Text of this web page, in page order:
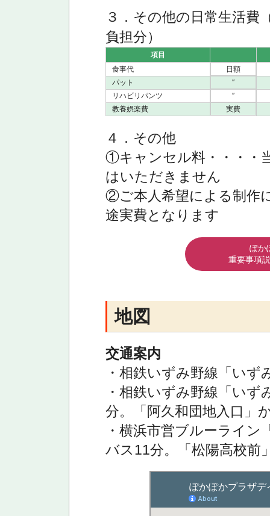
３．その他の日常生活費
負担分）
項目
食事代
日額
パット
″
リハビリパンツ
″
教養娯楽費
実費
４．その他
①キャンセル料・・・・
はいただきません
②ご本人希望による制作
途実費となります
ぽか
重要事項
地図
交通案内
・相鉄いずみ野線「いず
・相鉄いずみ野線「い
分。「阿久和団地入口」
・横浜市営ブルーライン
バス11分。「松陽高校前